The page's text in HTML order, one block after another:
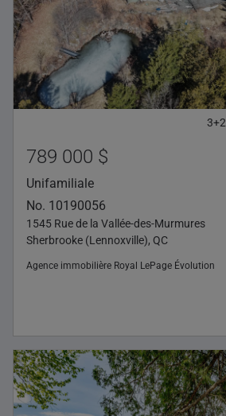
3+2
789 000 $
Unifamiliale
No. 10190056
1545 Rue de la Vallée-des-Murmures
Sherbrooke (Lennoxville), QC
Agence immobilière Royal LePage Évolution